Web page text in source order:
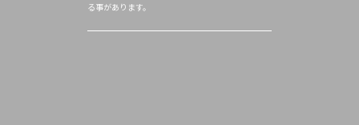
る事があります。